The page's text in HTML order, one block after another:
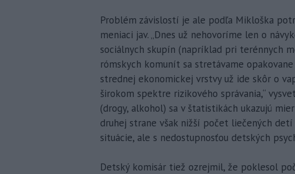
Problém závislostí je ale podľa Mikloška
meniaci jav. „Dnes už nehovoríme len o
sociálnych skupín (napríklad pri terénnych
rómskych komunít sa stretávame
strednej ekonomickej vrstvy už ide skôr o
širokom spektre rizikového správania,“
(drogy, alkohol) sa v štatistikách ukazujú
druhej strane však nižší počet liečených
situácie, ale s nedostupnosťou detských
Detský komisár tiež ozrejmil, že poklesol